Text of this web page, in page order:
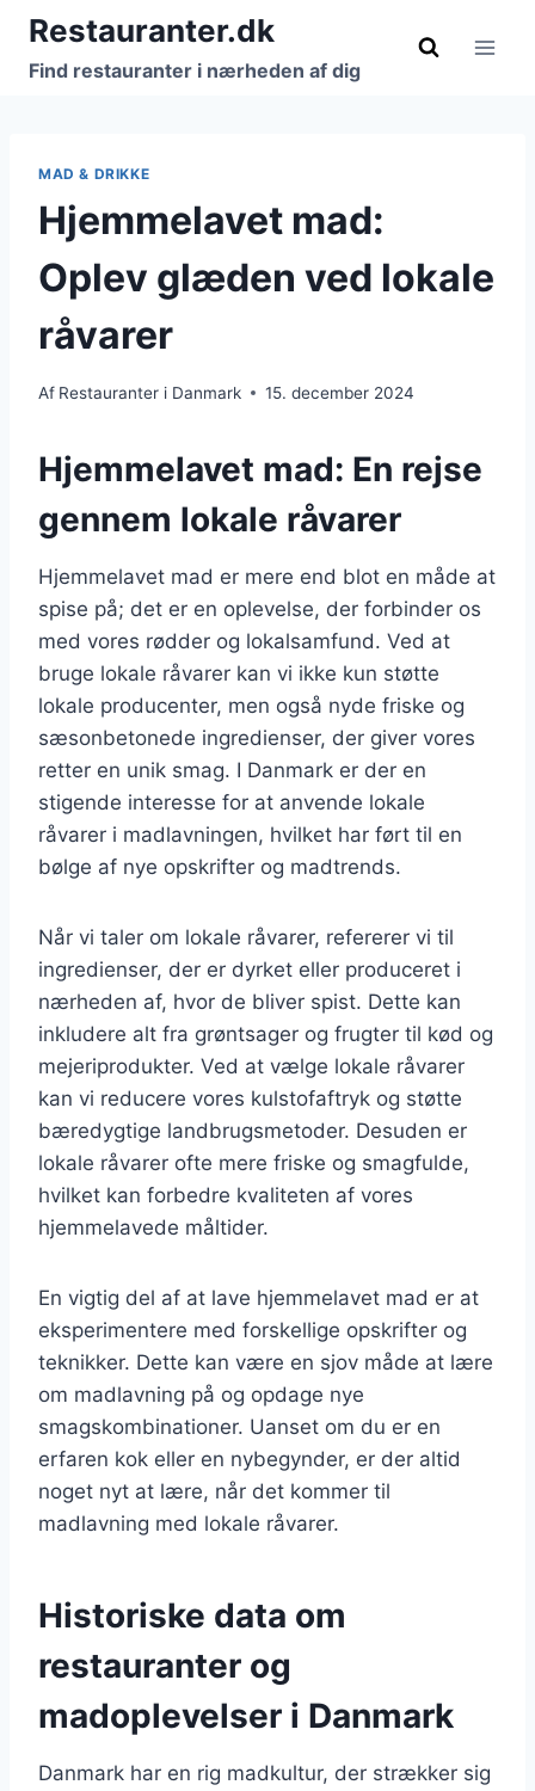
Fortsæt
indhold
Restauranter.dk
Find restauranter i nærheden af dig
MAD & DRIKKE
Hjemmelavet mad:
Oplev glæden ved lokale
råvarer
Af Restauranter i Danmark 15. december 2024
Hjemmelavet mad: En rejse
gennem lokale råvarer
Hjemmelavet mad er mere end blot en måde at
spise på; det er en oplevelse, der forbinder os
med vores rødder og lokalsamfund. Ved at
bruge lokale råvarer kan vi ikke kun støtte
lokale producenter, men også nyde friske og
sæsonbetonede ingredienser, der giver vores
retter en unik smag. I Danmark er der en
stigende interesse for at anvende lokale
råvarer i madlavningen, hvilket har ført til en
bølge af nye opskrifter og madtrends.
Når vi taler om lokale råvarer, refererer vi til
ingredienser, der er dyrket eller produceret i
nærheden af, hvor de bliver spist. Dette kan
inkludere alt fra grøntsager og frugter til kød og
mejeriprodukter. Ved at vælge lokale råvarer
kan vi reducere vores kulstofaftryk og støtte
bæredygtige landbrugsmetoder. Desuden er
lokale råvarer ofte mere friske og smagfulde,
hvilket kan forbedre kvaliteten af vores
hjemmelavede måltider.
En vigtig del af at lave hjemmelavet mad er at
eksperimentere med forskellige opskrifter og
teknikker. Dette kan være en sjov måde at lære
om madlavning på og opdage nye
smagskombinationer. Uanset om du er en
erfaren kok eller en nybegynder, er der altid
noget nyt at lære, når det kommer til
madlavning med lokale råvarer.
Historiske data om
restauranter og
madoplevelser i Danmark
Danmark har en rig madkultur, der strækker sig